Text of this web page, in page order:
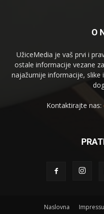
O
UžiceMedia je vaš prvi i
ostale informacije vezane
najažurnije informacije, slike
Kontaktirajte nas:
Naslovna